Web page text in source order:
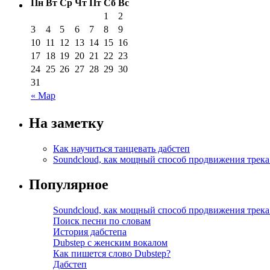
Пн Вт Ср Чт Пт Сб Вс
« Мар
1
2
3
4 5 6 7 8
9
10 11 12 13 14 15 16
17 18 19 20 21 22 23
24 25 26 27 28 29 30
31
На заметку
Как научиться танцевать дабстеп
Soundcloud, как мощный способ продвижения
Популярное
Soundcloud, как мощный способ продвижения
Поиск песни по словам
История дабстепа
Dubstep с женским вокалом
Как пишется слово Dubstep?
Дабстеп